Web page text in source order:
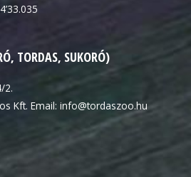
TORDAS, SUKORÓ)
2.
Kft. Email: info@tordaszoo.hu